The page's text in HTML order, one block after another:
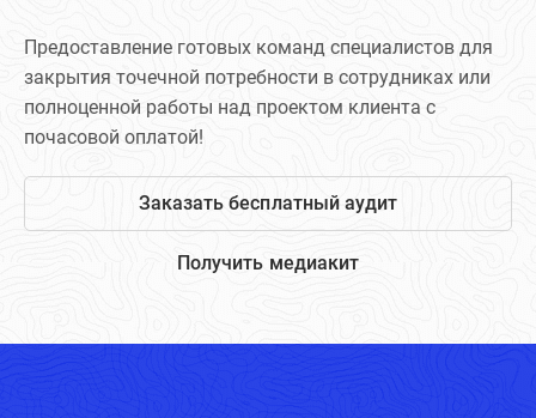
Предоставление готовых команд специалистов для
закрытия точечной потребности в сотрудниках или
полноценной работы над проектом клиента с
почасовой оплатой!
Заказать бесплатный аудит
Получить медиакит